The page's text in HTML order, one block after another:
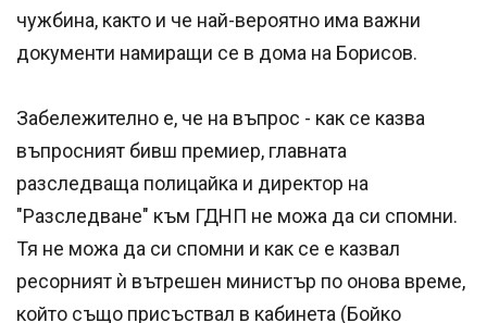
чужбина, както и че най-вероятно има важни
документи намиращи се в дома на Борисов.
Забележително е, че на въпрос - как се казва
въпросният бивш премиер, главната
разследваща полицайка и директор на
"Разследване" към ГДНП не можа да си спомни.
Тя не можа да си спомни и как се е казвал
ресорният ѝ вътрешен министър по онова време,
който също присъствал в кабинета (Бойко